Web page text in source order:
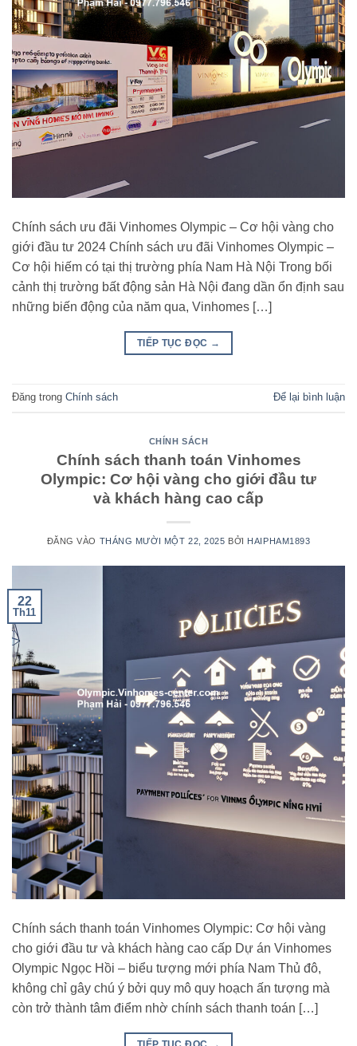
Chính sách ưu đãi Vinhomes Olympic – Cơ hội vàng cho
giới đầu tư 2024 Chính sách ưu đãi Vinhomes Olympic –
Cơ hội hiếm có tại thị trường phía Nam Hà Nội Trong bối
cảnh thị trường bất động sản Hà Nội đang dần ổn định sau
những biến động của năm qua, Vinhomes […]
TIẾP TỤC ĐỌC →
Đăng trong Chính sách Để lại bình luận
CHÍNH SÁCH
Chính sách thanh toán Vinhomes
Olympic: Cơ hội vàng cho giới đầu tư
và khách hàng cao cấp
ĐĂNG VÀO THÁNG MƯỜI MỘT 22, 2025 BỞI HAIPHAM1893
22
Th11
Chính sách thanh toán Vinhomes Olympic: Cơ hội vàng
cho giới đầu tư và khách hàng cao cấp Dự án Vinhomes
Olympic Ngọc Hồi – biểu tượng mới phía Nam Thủ đô,
không chỉ gây chú ý bởi quy mô quy hoạch ấn tượng mà
còn trở thành tâm điểm nhờ chính sách thanh toán […]